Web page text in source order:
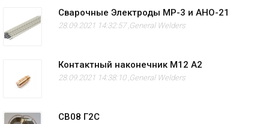
Сварочные Электроды МР-3 и АНО-21
28.09.2021 14:32:57 , General Welders
Контактный наконечник M12 А2
28.09.2021 14:38:10 , General Welders
СВ08 Г2С